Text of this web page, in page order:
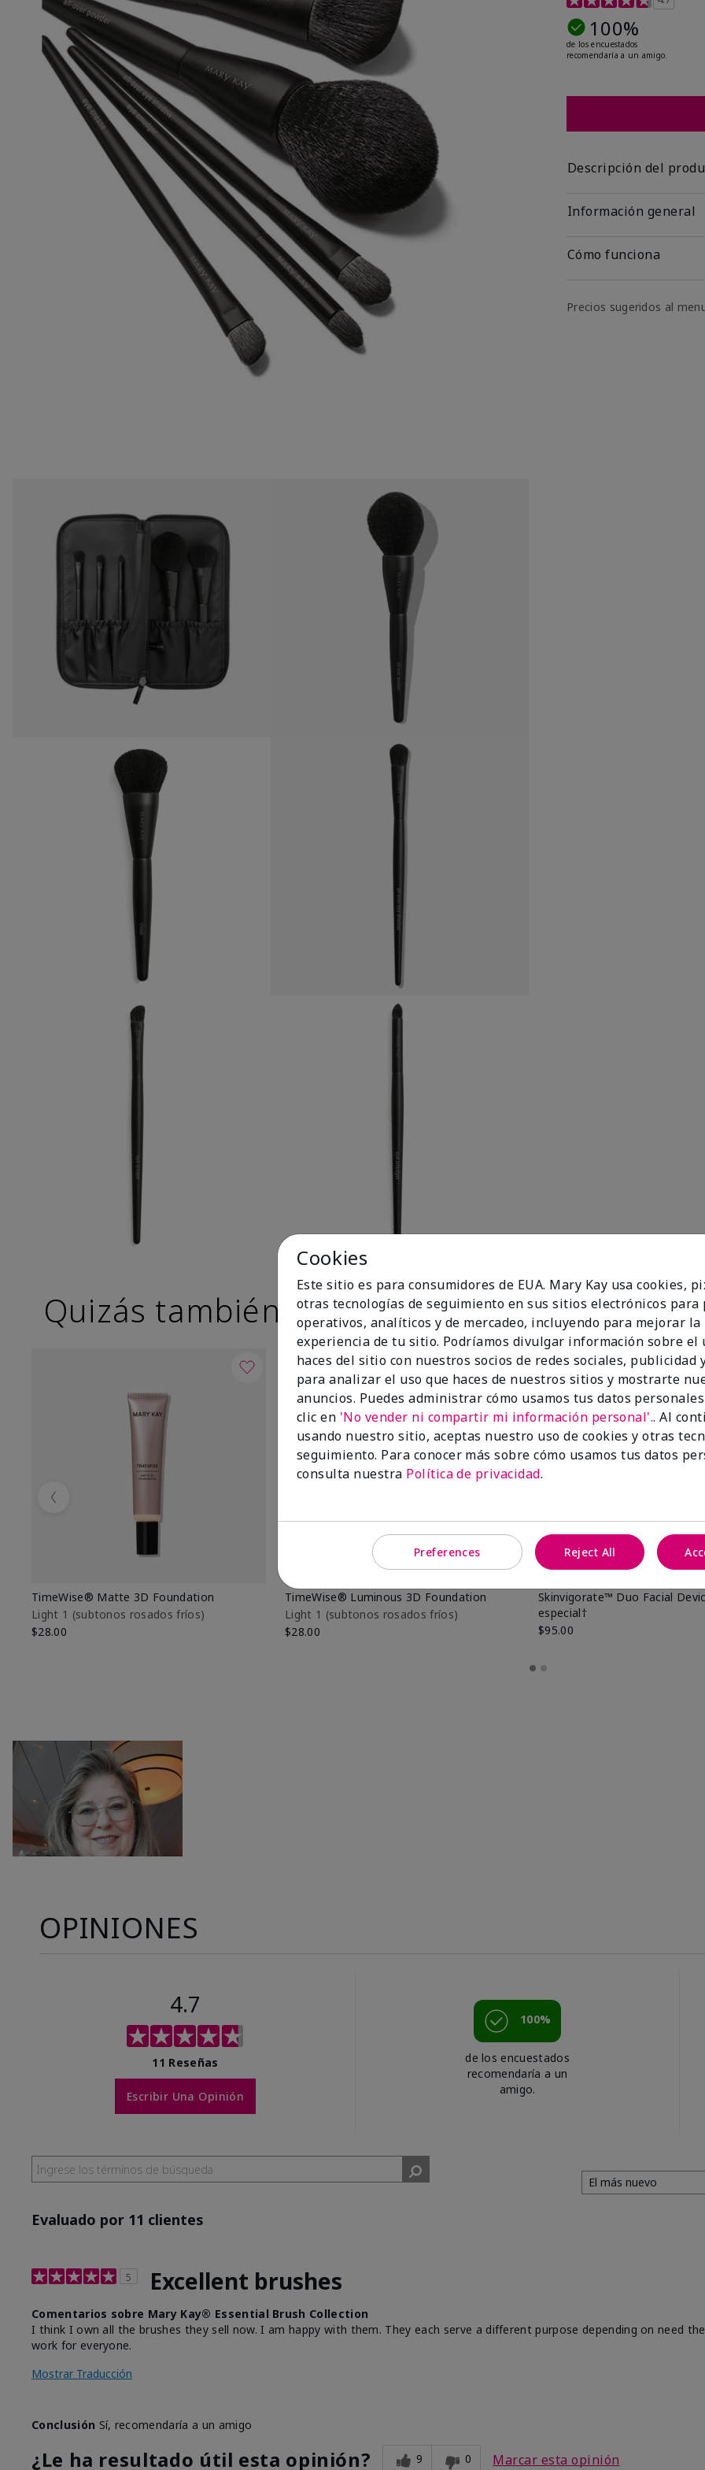
100%
de los encuestados
recomendaría a un amigo.
Descripción del
Información general
Cómo funciona
Precios sugeridos al
Quizás también te guste
TimeWise® Matte 3D Foundation
Light 1​ (subtonos rosados fríos)
$28.00
TimeWise® Luminous 3D Foundation
Light 1​ (subtonos rosados fríos)
$28.00
Skinvigorate™ Duo Facial
especial†
$95.00
Previous
OPINIONES
4.7
11 Reseñas
Escribir Una Opinión
100%
de los encuestados
recomendaría a un
amigo.
Evaluado por 11 clientes
5 Excellent brushes
Comentarios sobre Mary Kay® Essential Brush Collection
I think I own all the brushes they sell now. I am happy with them. They each serve a different purpose depending on need
work for everyone.
Mostrar Traducción
Conclusión Sí, recomendaría a un amigo
¿Le ha resultado útil esta opinión? 9 0 Marcar esta opinión
Cookies
Este sitio es para consumidores de EUA. Mary Kay usa cookies,
otras tecnologías de seguimiento en sus sitios electrónicos para
operativos, analíticos y de mercadeo, incluyendo para mejorar la
experiencia de tu sitio. Podríamos divulgar información sobre el
haces del sitio con nuestros socios de redes sociales, publicidad
para analizar el uso que haces de nuestros sitios y mostrarte
anuncios. Puedes administrar cómo usamos tus datos
clic en 'No vender ni compartir mi información personal'.. Al
usando nuestro sitio, aceptas nuestro uso de cookies y otras
seguimiento. Para conocer más sobre cómo usamos tus datos
consulta nuestra Política de privacidad.
Preferences Reject All